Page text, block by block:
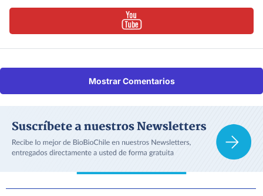
Mostrar Comentarios